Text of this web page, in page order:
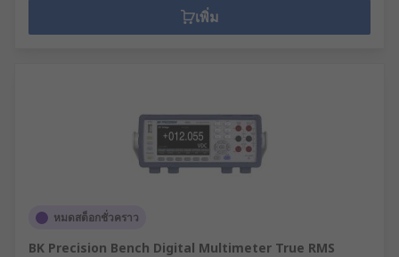
เพิ่ม
หมดสต็อกชั่วคราว
BK Precision Bench Digital Multimeter True RMS